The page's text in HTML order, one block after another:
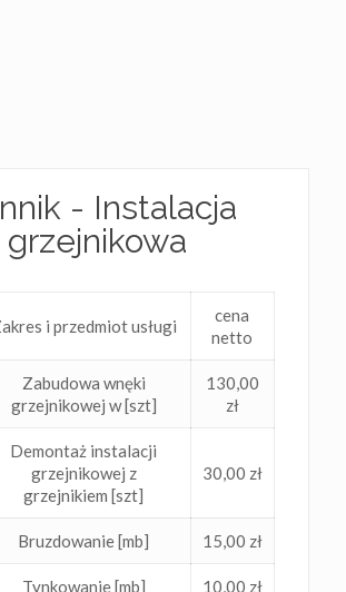
- Instalacja
grzejnikowa
i przedmiot usługi
cena
netto
Zabudowa wnęki
grzejnikowej w [szt]
130,00
zł
Demontaż instalacji
grzejnikowej z
grzejnikiem [szt]
30,00 zł
Bruzdowanie [mb] 15,00 zł
Tynkowanie [mb] 10,00 zł